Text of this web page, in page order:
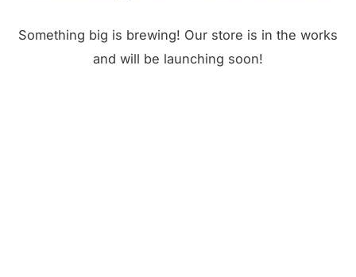
Something big is brewing! Our store is in the works
and will be launching soon!